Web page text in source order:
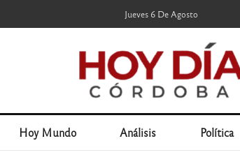
Jueves 6 De Agosto
Hoy Mundo Análisis Política